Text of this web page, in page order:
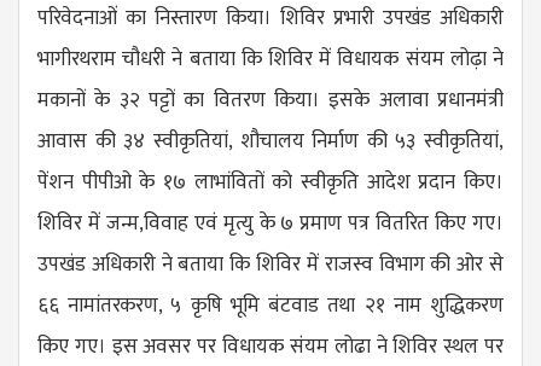
परिवेदनाओं का निस्तारण किया। शिविर प्रभारी उपखंड अधिकारी
भागीरथराम चौधरी ने बताया कि शिविर में विधायक संयम लोढ़ा ने
मकानों के ३२ पट्टों का वितरण किया। इसके अलावा प्रधानमंत्री
आवास की ३४ स्वीकृतियां, शौचालय निर्माण की ५३ स्वीकृतियां,
पेंशन पीपीओ के १७ लाभांवितों को स्वीकृति आदेश प्रदान किए।
शिविर में जन्म,विवाह एवं मृत्यु के ७ प्रमाण पत्र वितरित किए गए।
उपखंड अधिकारी ने बताया कि शिविर में राजस्व विभाग की ओर से
६६ नामांतरकरण, ५ कृषि भूमि बंटवाड तथा २१ नाम शुद्धिकरण
किए गए। इस अवसर पर विधायक संयम लोढा ने शिविर स्थल पर